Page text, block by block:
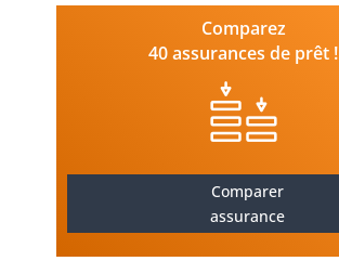
Comparez
40 assurances de prêt !
Comparer
assurance